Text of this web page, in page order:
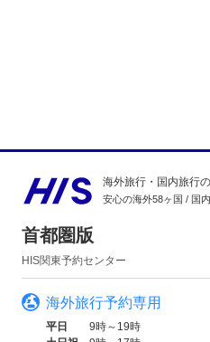
海外旅行・国内旅行
安心の海外58ヶ国 / 国
首都圏版
HIS関東予約センター
海外旅行予約専用
平日
9時～19時